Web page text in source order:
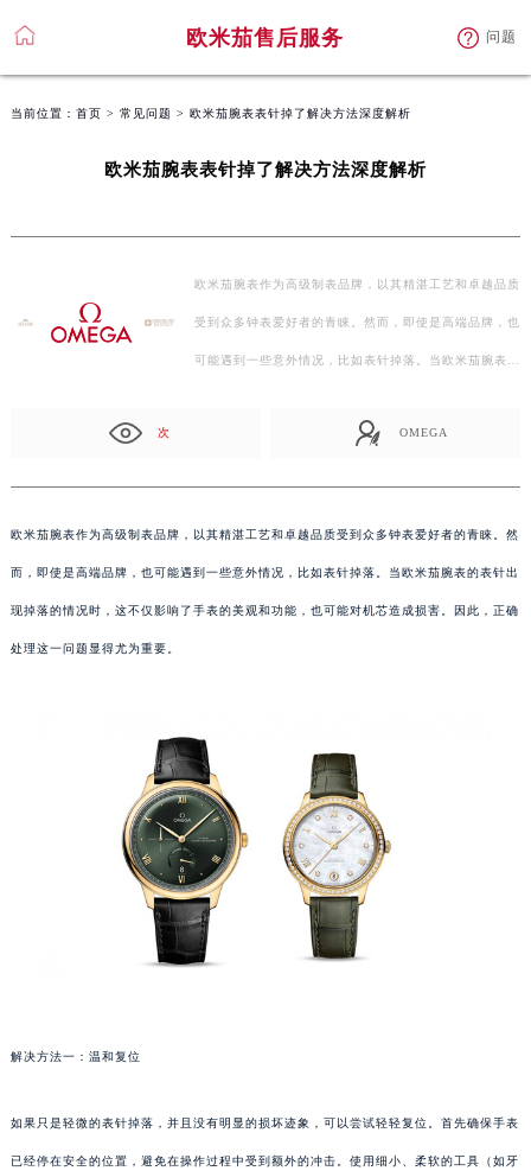
欧米茄售后服务 问题
当前位置： 首页 > 常见问题 > 欧米茄腕表表针掉了解决方法深度解析
欧米茄腕表表针掉了解决方法深度解析
欧米茄腕表作为高级制表品牌，以其精湛工艺和卓越品质
受到众多钟表爱好者的青睐。然而，即使是高端品牌，也
可能遇到一些意外情况，比如表针掉落。当欧米茄腕表
次 OMEGA
欧米茄腕表作为高级制表品牌，以其精湛工艺和卓越品质受到众多钟表爱好者的青睐。然
而，即使是高端品牌，也可能遇到一些意外情况，比如表针掉落。当欧米茄腕表的表针出
现掉落的情况时，这不仅影响了手表的美观和功能，也可能对机芯造成损害。因此，正确
处理这一问题显得尤为重要。
解决方法一：温和复位
如果只是轻微的表针掉落，并且没有明显的损坏迹象，可以尝试轻轻复位。首先确保手表
已经停在安全的位置，避免在操作过程中受到额外的冲击。使用细小、柔软的工具（如牙